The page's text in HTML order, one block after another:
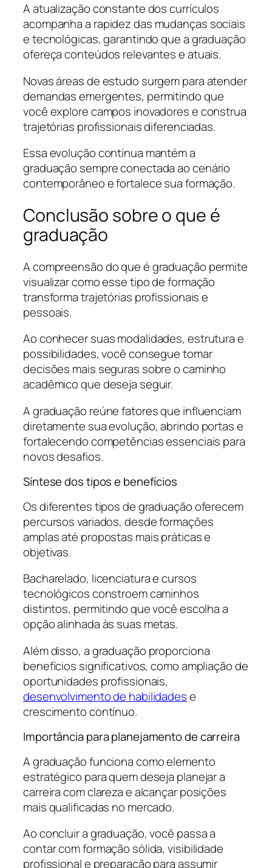
A atualização constante dos currículos
acompanha a rapidez das mudanças sociais
e tecnológicas, garantindo que a graduação
ofereça conteúdos relevantes e atuais.
Novas áreas de estudo surgem para atender
demandas emergentes, permitindo que
você explore campos inovadores e construa
trajetórias profissionais diferenciadas.
Essa evolução contínua mantém a
graduação sempre conectada ao cenário
contemporâneo e fortalece sua formação.
Conclusão sobre o que é
graduação
A compreensão do que é graduação permite
visualizar como esse tipo de formação
transforma trajetórias profissionais e
pessoais.
Ao conhecer suas modalidades, estrutura e
possibilidades, você consegue tomar
decisões mais seguras sobre o caminho
acadêmico que deseja seguir.
A graduação reúne fatores que influenciam
diretamente sua evolução, abrindo portas e
fortalecendo competências essenciais para
novos desafios.
Síntese dos tipos e benefícios
Os diferentes tipos de graduação oferecem
percursos variados, desde formações
amplas até propostas mais práticas e
objetivas.
Bacharelado, licenciatura e cursos
tecnológicos constroem caminhos
distintos, permitindo que você escolha a
opção alinhada às suas metas.
Além disso, a graduação proporciona
benefícios significativos, como ampliação de
oportunidades profissionais,
desenvolvimento de habilidadese
crescimento contínuo.
Importância para planejamento de carreira
A graduação funciona como elemento
estratégico para quem deseja planejar a
carreira com clareza e alcançar posições
mais qualificadas no mercado.
Ao concluir a graduação, você passa a
contar com formação sólida, visibilidade
profissional e preparação para assumir